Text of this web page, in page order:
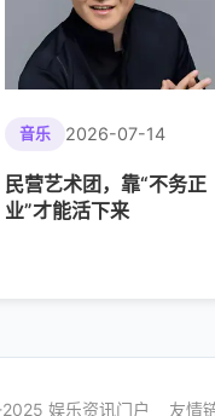
音乐 2026-07-14
民营艺术团，靠“不务正
业”才能活下来
娱乐资讯门户 友情链